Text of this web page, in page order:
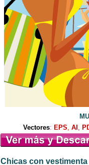
Vectores: EPS, AI ,
Chicas con